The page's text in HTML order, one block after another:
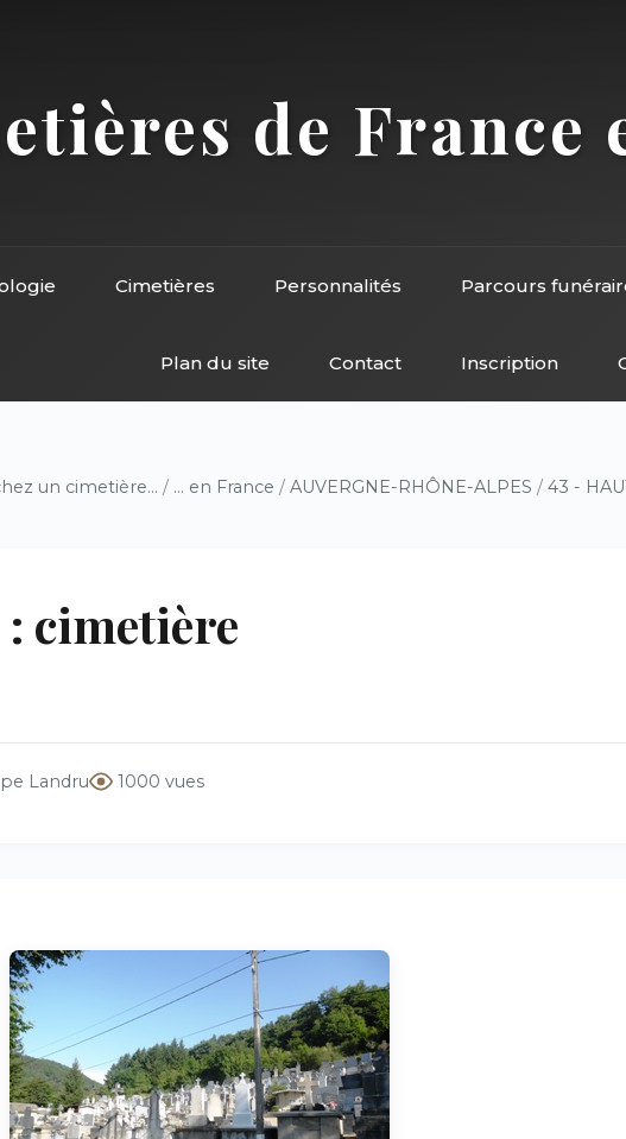
de France
Cimetières Personnalités Parcours
Plan du site Contact Inscription
un cimetière... / ... en France / AUVERGNE-RHÔNE-ALPES / 43 -
: cimetière
Landru 1000 vues